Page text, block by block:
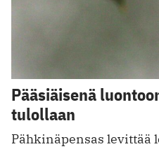
Pääsiäisenä
tulollaan
Pähkinäpensas levittää